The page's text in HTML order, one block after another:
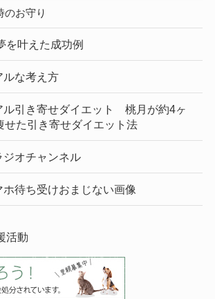
のお守り
を叶えた成功例
ルな考え方
ル引き寄せダイエット 桃月が約4ヶ
せた引き寄せダイエット法
ジオチャンネル
待ち受けおまじない画像
活動